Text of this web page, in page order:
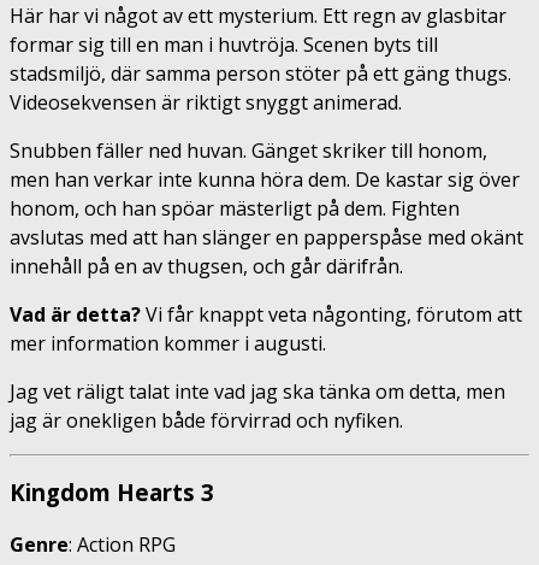
Här har vi något av ett mysterium. Ett regn av glasbitar
formar sig till en man i huvtröja. Scenen byts till
stadsmiljö, där samma person stöter på ett gäng thugs.
Videosekvensen är riktigt snyggt animerad.
Snubben fäller ned huvan. Gänget skriker till honom,
men han verkar inte kunna höra dem. De kastar sig över
honom, och han spöar mästerligt på dem. Fighten
avslutas med att han slänger en papperspåse med okänt
innehåll på en av thugsen, och går därifrån.
Vad är detta?Vi får knappt veta någonting, förutom att
mer information kommer i augusti.
Jag vet räligt talat inte vad jag ska tänka om detta, men
jag är onekligen både förvirrad och nyfiken.
Kingdom Hearts 3
Genre: Action RPG